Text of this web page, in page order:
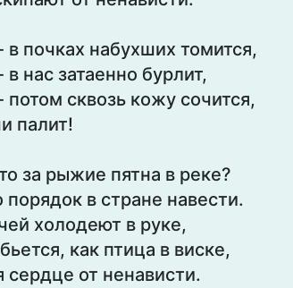
в почках набухших томится,
нас затаенно бурлит,
потом сквозь кожу сочится,
палит!
за рыжие пятна в реке?
в стране навести.
холодеют в руке,
как птица в виске,
сердце от ненависти.